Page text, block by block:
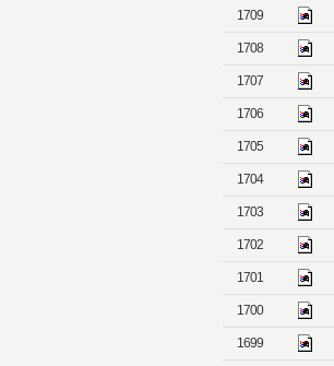
1709
1708
1707
1706
1705
1704
1703
1702
1701
1700
1699